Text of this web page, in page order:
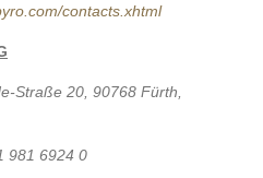
contacts.xhtml
Straße 20, 90768 Fürth,
981 6924 0